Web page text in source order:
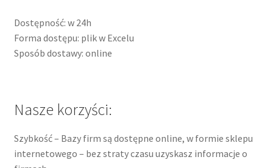
Dostępność: w 24h
Forma dostępu: plik w Excelu
Sposób dostawy: online
Nasze korzyści:
Szybkość – Bazy firm są dostępne online, w formie sklepu
internetowego – bez straty czasu uzyskasz informacje o